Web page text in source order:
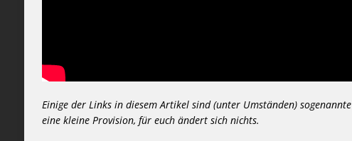
Einige der Links in diesem Artikel sind (unter Umständen)
eine kleine Provision, für euch ändert sich nichts.